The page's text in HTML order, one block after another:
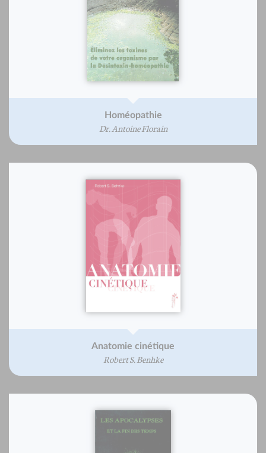
Homéopathie
Dr. Antoine Florain
Anatomie cinétique
Robert S. Benhke